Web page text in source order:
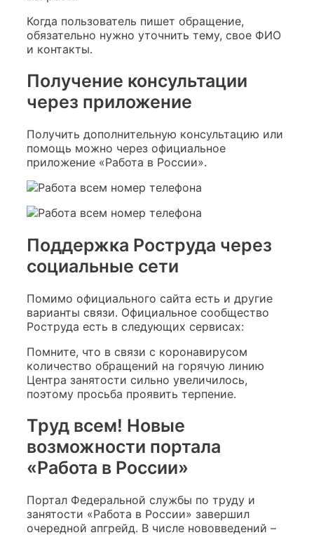
Когда пользователь пишет обращение,
обязательно нужно уточнить тему, свое ФИО
и контакты.
Получение консультации
через приложение
Получить дополнительную консультацию или
помощь можно через официальное
приложение «Работа в России».
Поддержка Роструда через
социальные сети
Помимо официального сайта есть и другие
варианты связи. Официальное сообщество
Роструда есть в следующих сервисах:
Помните, что в связи с коронавирусом
количество обращений на горячую линию
Центра занятости сильно увеличилось,
поэтому просьба проявить терпение.
Труд всем! Новые
возможности портала
«Работа в России»
Портал Федеральной службы по труду и
занятости «Работа в России» завершил
очередной апгрейд. В числе нововведений –